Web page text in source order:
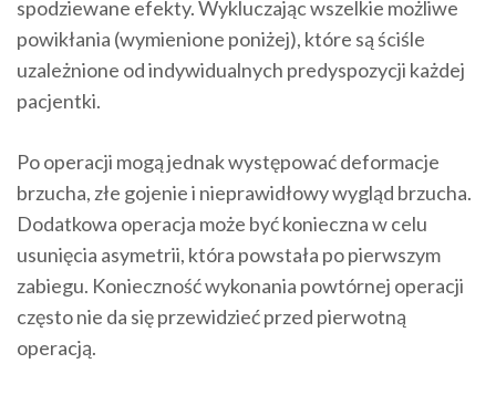
spodziewane efekty. Wykluczając wszelkie możliwe
powikłania (wymienione poniżej), które są ściśle
uzależnione od indywidualnych predyspozycji każdej
pacjentki.
Po operacji mogą jednak występować deformacje
brzucha, złe gojenie i nieprawidłowy wygląd brzucha.
Dodatkowa operacja może być konieczna w celu
usunięcia asymetrii, która powstała po pierwszym
zabiegu. Konieczność wykonania powtórnej operacji
często nie da się przewidzieć przed pierwotną
operacją.